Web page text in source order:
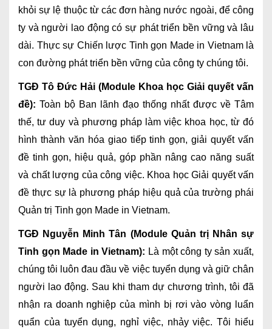
khỏi sự lệ thuộc từ các đơn hàng nước ngoài, để công
ty và người lao động có sự phát triển bền vững và lâu
dài. Thực sự Chiến lược Tinh gọn Made in Vietnam là
con đường phát triển bền vững của công ty chúng tôi.
TGĐ Tô Đức Hải (Module Khoa học Giải quyết vấn
đề): Toàn bộ Ban lãnh đạo thống nhất được về Tâm
thế, tư duy và phương pháp làm việc khoa học, từ đó
hình thành văn hóa giao tiếp tinh gọn, giải quyết vấn
đề tinh gọn, hiệu quả, góp phần nâng cao năng suất
và chất lượng của công việc. Khoa học Giải quyết vấn
đề thực sự là phương pháp hiệu quả của trường phái
Quản trị Tinh gọn Made in Vietnam.
TGĐ Nguyễn Minh Tân (Module Quản trị Nhân sự
Tinh gọn Made in Vietnam): Là một công ty sản xuất,
chúng tôi luôn đau đầu về việc tuyển dụng và giữ chân
người lao động. Sau khi tham dự chương trình, tôi đã
nhận ra doanh nghiệp của mình bị rơi vào vòng luẩn
quẩn của tuyển dụng, nghỉ việc, nhảy việc. Tôi hiểu